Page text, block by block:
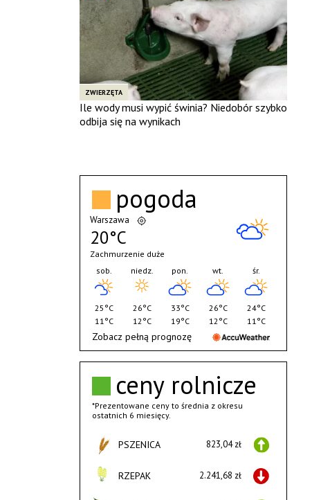
ZWIERZĘTA
Ile wody musi wypić świnia? Niedobór szybko
odbija się na wynikach
ceny rolnicze
*Prezentowane ceny to średnia z okresu
ostatnich 6 miesięcy.
PSZENICA 823,04 zł
RZEPAK 2.241,68 zł
pogoda
Warszawa
20°C
Zachmurzenie duże
sob.
25°C
11°C
niedz.
26°C
12°C
pon.
33°C
19°C
wt.
26°C
12°C
śr.
24°C
11°C
Zobacz pełną prognozę